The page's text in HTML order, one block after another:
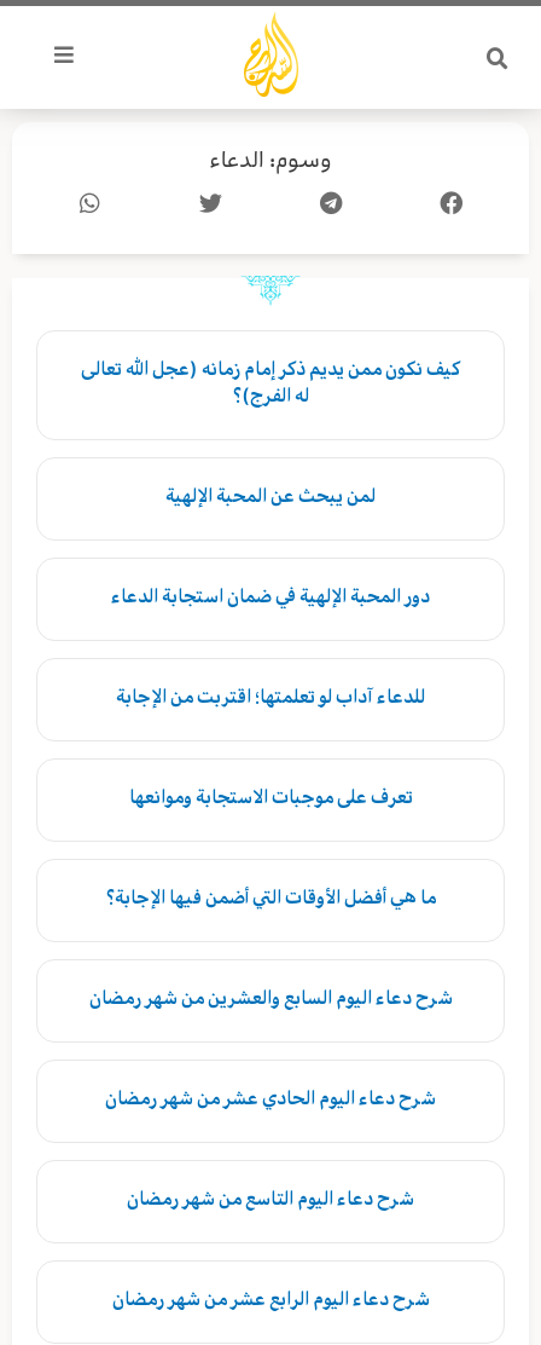
تخطي
المحتوى
وسوم: الدعاء
كيف نكون ممن يديم ذكر إمام زمانه (عجل الله تعالى
له الفرج)؟
لمن يبحث عن المحبة الإلهية
دور المحبة الإلهية في ضمان استجابة الدعاء
للدعاء آداب لو تعلمتها؛ اقتربت من الإجابة
تعرف على موجبات الاستجابة وموانعها
ما هي أفضل الأوقات التي أضمن فيها الإجابة؟
شرح دعاء اليوم السابع والعشرين من شهر رمضان
شرح دعاء اليوم الحادي عشر من شهر رمضان
شرح دعاء اليوم التاسع من شهر رمضان
شرح دعاء اليوم الرابع عشر من شهر رمضان